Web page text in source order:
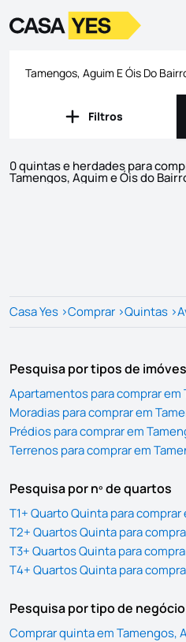
LogoIr para a homepage
Filtros
Filtros
0 quintas e herdades para comprar
Tamengos, Aguim e Óis do
Casa Yes >Comprar >Quintas >
Pesquisa por tipos de imóves
Moradias para comprar em
Prédios para comprar em
Terrenos para comprar em
Pesquisa por nº de quartos
Pesquisa por tipo de negócio
Comprar quinta em Tamengos,